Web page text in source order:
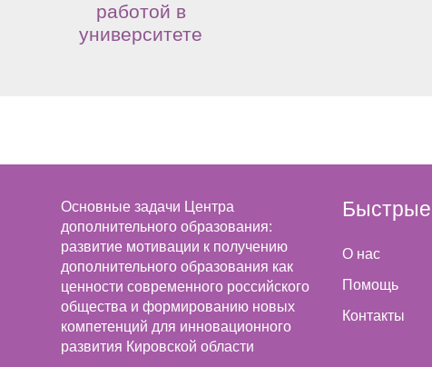
работой в
университете
Основные задачи Центра
дополнительного образования:
развитие мотивации к получению
дополнительного образования как
ценности современного российского
общества и формированию новых
компетенций для инновационного
развития Кировской области
О нас
Помощь
Контакты